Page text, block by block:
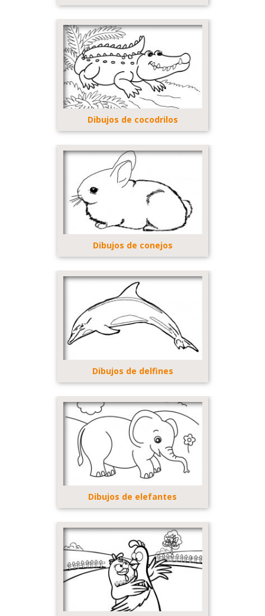
Dibujos de cocodrilos
Dibujos de conejos
Dibujos de delfines
Dibujos de elefantes